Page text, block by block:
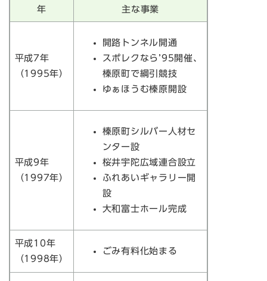
年 主な事業
平成7年
（1995年）
開路トンネル開通
スポレクなら’95開催、
榛原町で綱引競技
ゆぁほうむ榛原開設
平成9年
（1997年）
榛原町シルバー人材セ
ンター設
桜井宇陀広域連合設立
ふれあいギャラリー開
設
大和富士ホール完成
平成10年
（1998年）
ごみ有料化始まる